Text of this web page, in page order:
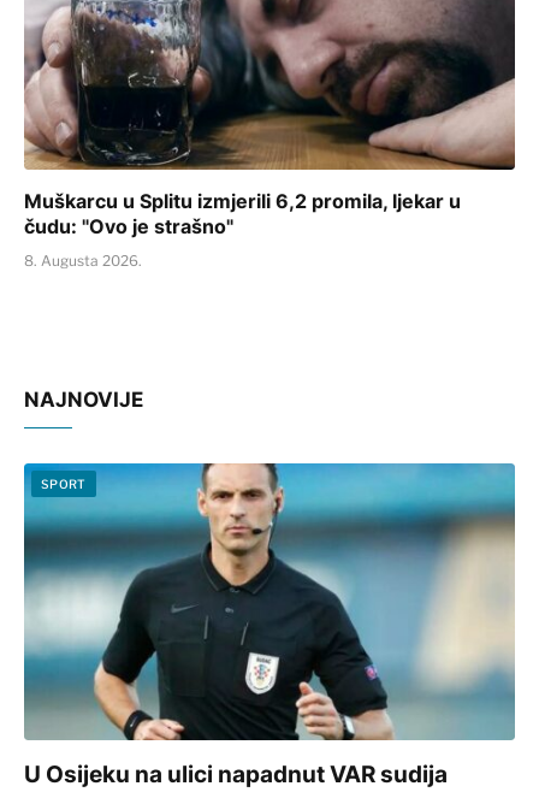
Muškarcu u Splitu izmjerili 6,2 promila, ljekar u
čudu: "Ovo je strašno"
8. Augusta 2026.
NAJNOVIJE
SPORT
U Osijeku na ulici napadnut VAR sudija